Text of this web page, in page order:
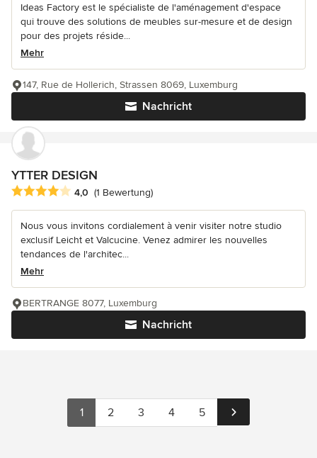
Ideas Factory est le spécialiste de l'aménagement d'espace
qui trouve des solutions de meubles sur-mesure et de design
pour des projets réside...
Mehr
Nachricht
147, Rue de Hollerich, Strassen 8069, Luxemburg
YTTER DESIGN
Durchschnittliche Bewertung: 4 von 5 Sternen
4,0 (1 Bewertung)
Nous vous invitons cordialement à venir visiter notre studio
exclusif Leicht et Valcucine. Venez admirer les nouvelles
tendances de l'architec...
Mehr
Nachricht
BERTRANGE 8077, Luxemburg
1 2 3 4 5